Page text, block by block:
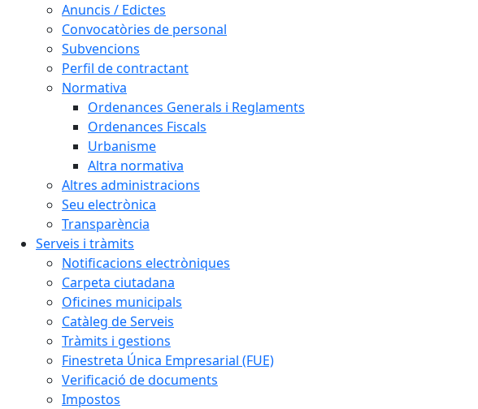
Anuncis / Edictes
Convocatòries de personal
Subvencions
Perfil de contractant
Normativa
Ordenances Generals i Reglaments
Ordenances Fiscals
Urbanisme
Altra normativa
Altres administracions
Seu electrònica
Transparència
Serveis i tràmits
Notificacions electròniques
Carpeta ciutadana
Oficines municipals
Catàleg de Serveis
Tràmits i gestions
Finestreta Única Empresarial (FUE)
Verificació de documents
Impostos